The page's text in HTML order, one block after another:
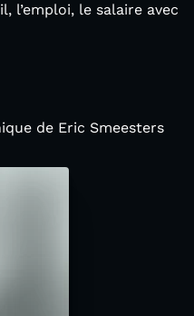
l’emploi, le salaire avec
de Eric Smeesters